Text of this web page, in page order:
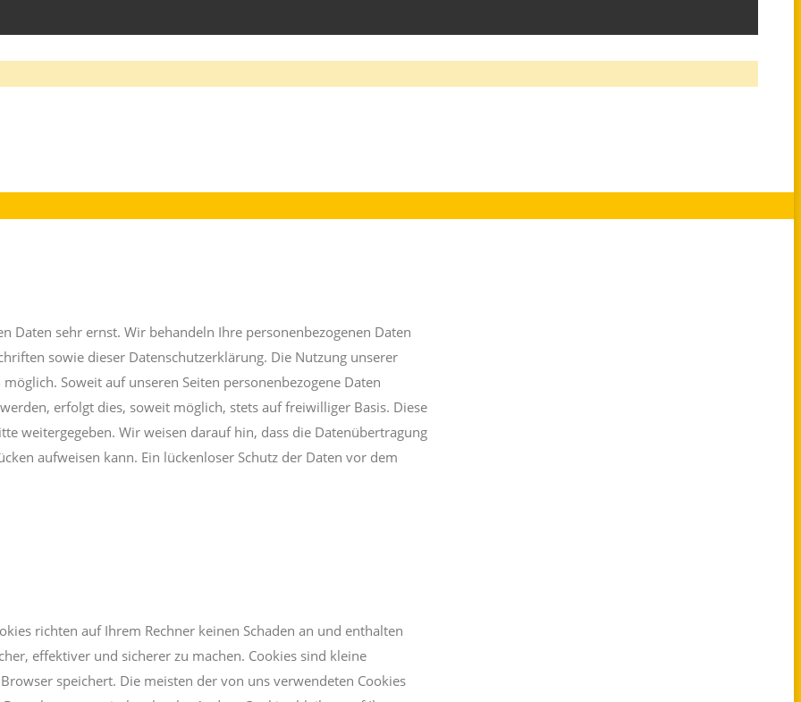
Daten sehr ernst. Wir behandeln Ihre personenbezogenen Daten
sowie dieser Datenschutzerklärung. Die Nutzung unserer
Soweit auf unseren Seiten personenbezogene Daten
erfolgt dies, soweit möglich, stets auf freiwilliger Basis. Diese
weitergegeben. Wir weisen darauf hin, dass die Datenübertragung
aufweisen kann. Ein lückenloser Schutz der Daten vor dem
richten auf Ihrem Rechner keinen Schaden an und enthalten
effektiver und sicherer zu machen. Cookies sind kleine
speichert. Die meisten der von uns verwendeten Cookies